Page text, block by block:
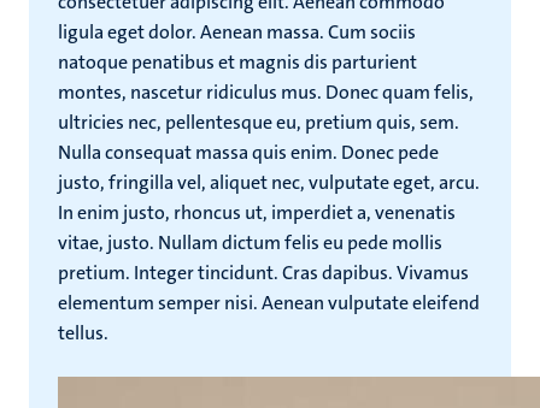
ligula eget dolor. Aenean massa. Cum sociis
natoque penatibus et magnis dis parturient
montes, nascetur ridiculus mus. Donec quam felis,
ultricies nec, pellentesque eu, pretium quis, sem.
Nulla consequat massa quis enim. Donec pede
justo, fringilla vel, aliquet nec, vulputate eget, arcu.
In enim justo, rhoncus ut, imperdiet a, venenatis
vitae, justo. Nullam dictum felis eu pede mollis
pretium. Integer tincidunt. Cras dapibus. Vivamus
elementum semper nisi. Aenean vulputate eleifend
tellus.